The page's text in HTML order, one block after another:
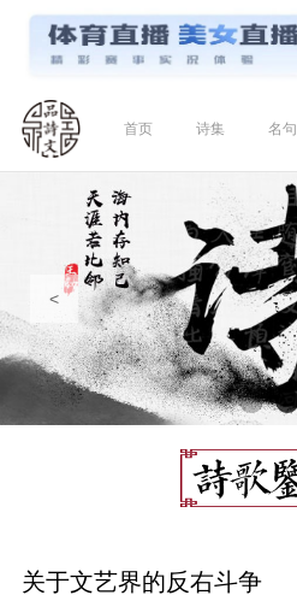
首页 诗集 名句
<
关于文艺界的反右斗争